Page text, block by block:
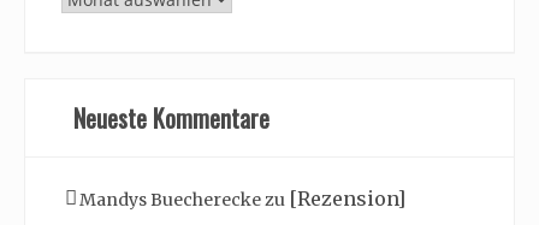
Archiv
Neueste Kommentare
Mandys Buechereckezu [Rezension]